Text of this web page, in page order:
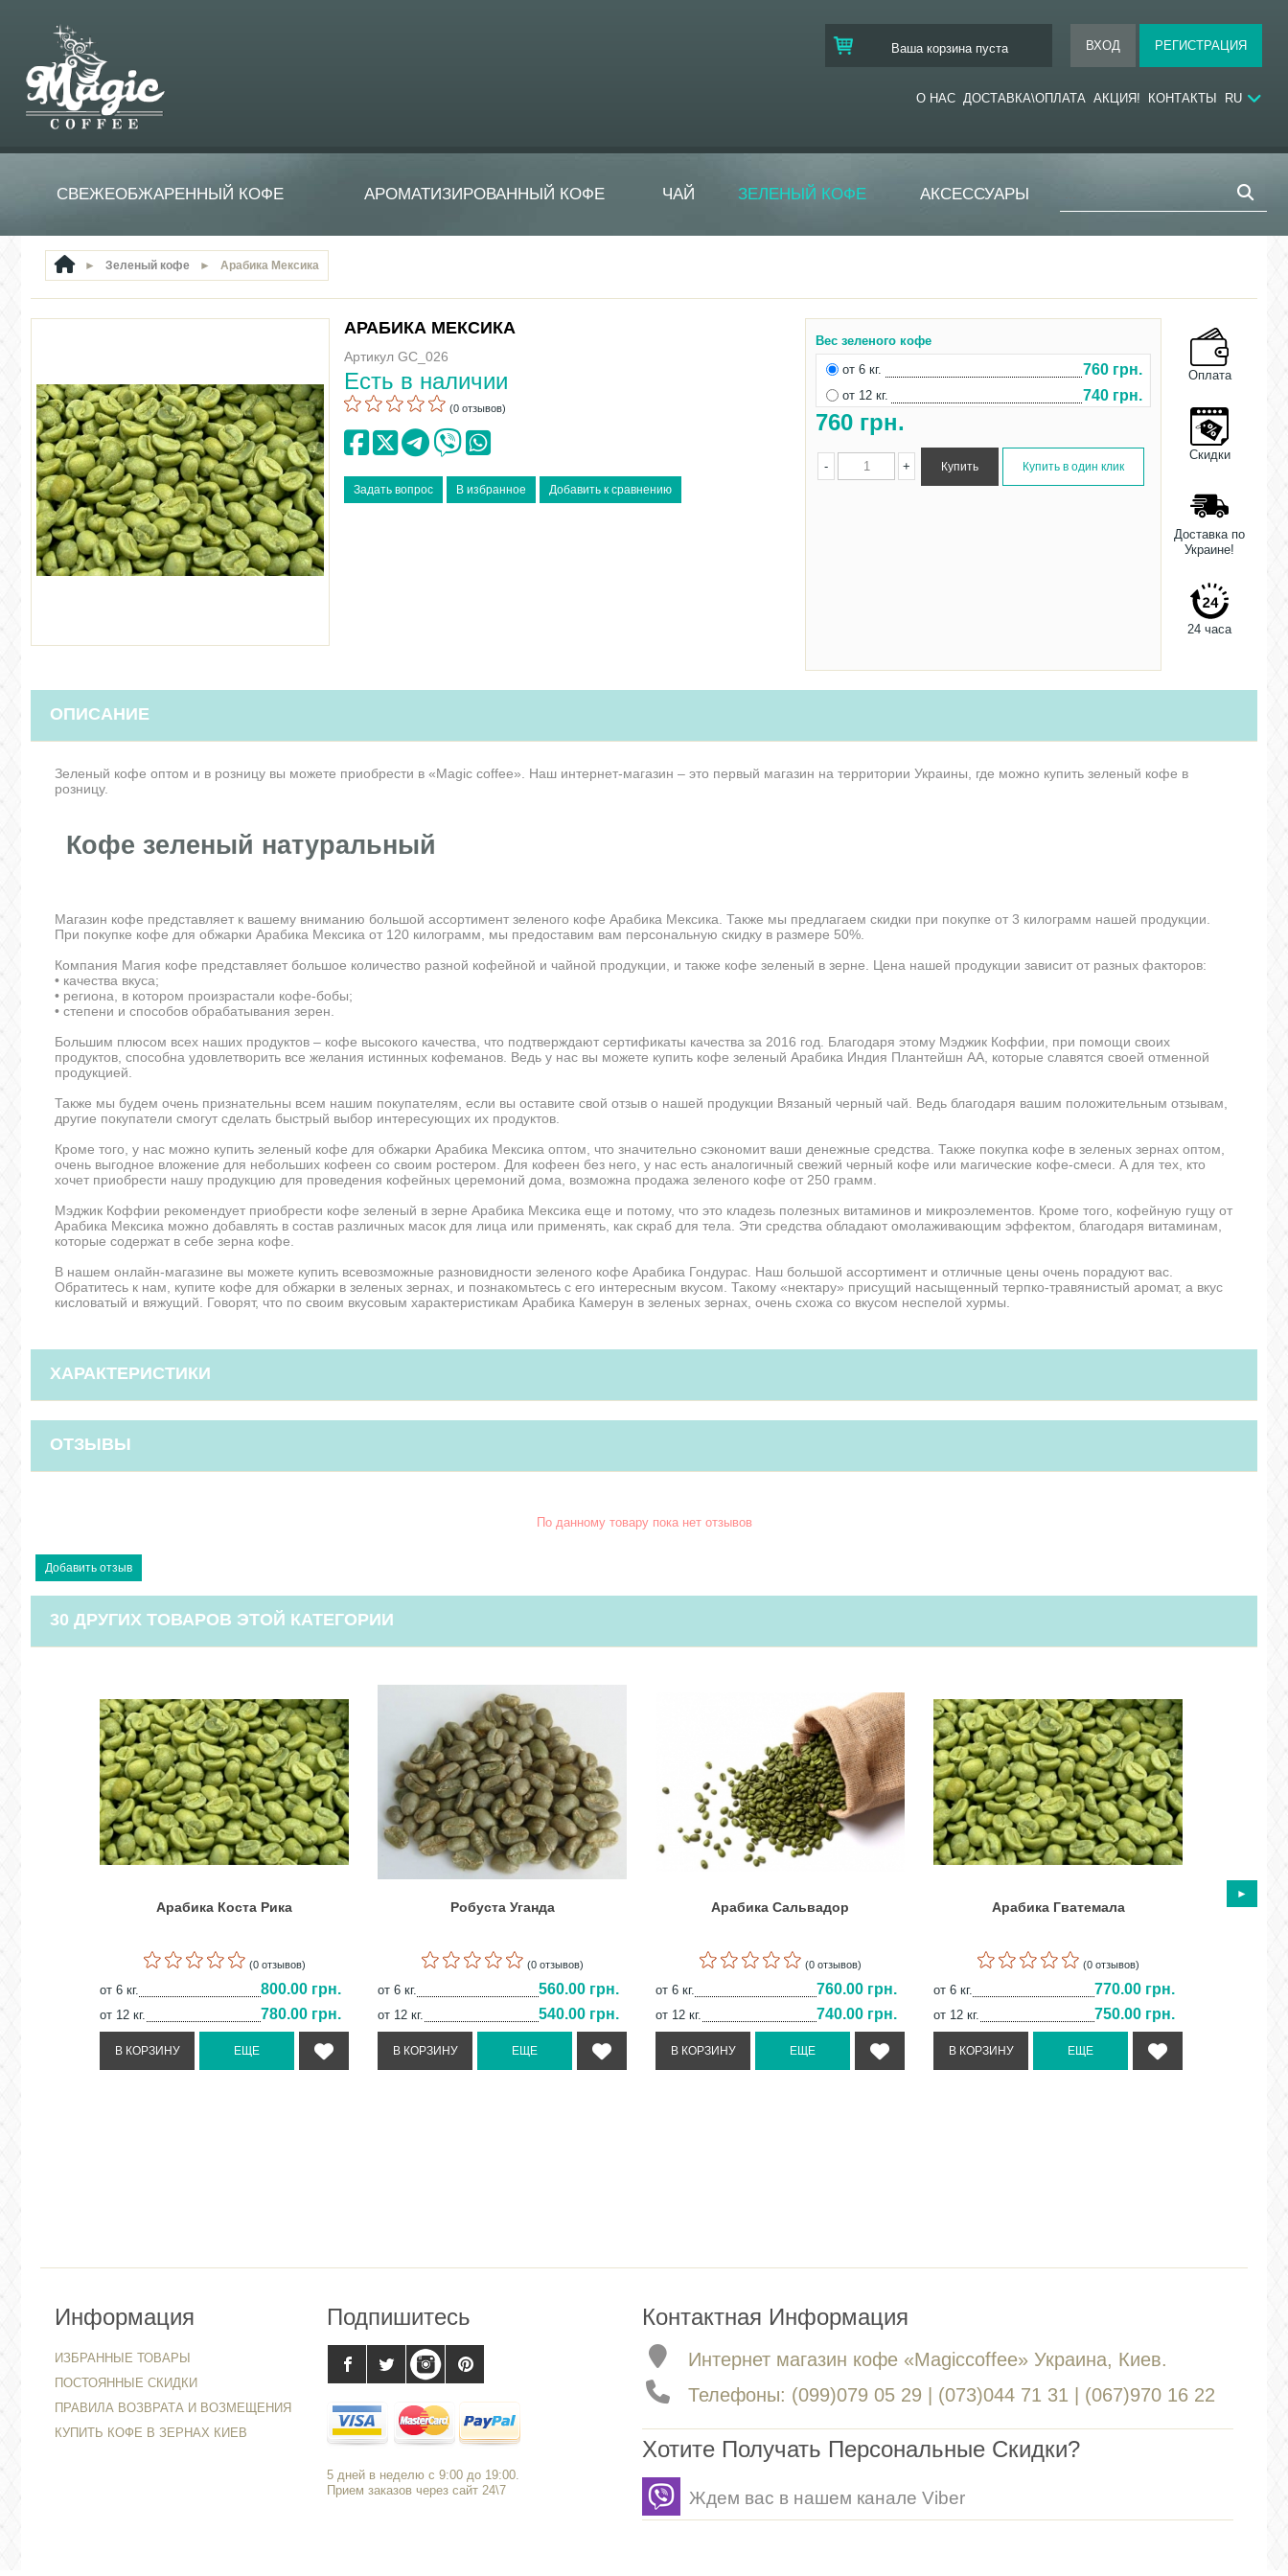
Ваша корзина пуста
О НАС ДОСТАВКА\ОПЛАТА АКЦИЯ! КОНТАКТЫ RU
СВЕЖЕОБЖАРЕННЫЙ КОФЕ АРОМАТИЗИРОВАННЫЙ КОФЕ ЧАЙ ЗЕЛЕНЫЙ КОФЕ АКСЕССУАРЫ
► Зеленый кофе ► Арабика Мексика
АРАБИКА МЕКСИКА
Артикул GC_026
Есть в наличии
(0 отзывов)
Вес зеленого кофе
от 6 кг.
760 грн.
от 12 кг. 740 грн.
760 грн.
+
-
Оплата
Скидки
Доставка по
Украине!
24 часа
ОПИСАНИЕ
Зеленый кофе оптом и в розницу вы можете приобрести в «Magic coffee». Наш интернет-магазин – это первый магазин на территории Украины, где можно купить зеленый кофе в
розницу.
Кофе зеленый натуральный
Магазин кофе представляет к вашему вниманию большой ассортимент зеленого кофе Арабика Мексика. Также мы предлагаем скидки при покупке от 3 килограмм нашей продукции.
При покупке кофе для обжарки Арабика Мексика от 120 килограмм, мы предоставим вам персональную скидку в размере 50%.
Компания Магия кофе представляет большое количество разной кофейной и чайной продукции, и также кофе зеленый в зерне. Цена нашей продукции зависит от разных факторов:
• качества вкуса;
• региона, в котором произрастали кофе-бобы;
• степени и способов обрабатывания зерен.
Большим плюсом всех наших продуктов – кофе высокого качества, что подтверждают сертификаты качества за 2016 год. Благодаря этому Мэджик Коффии, при помощи своих
продуктов, способна удовлетворить все желания истинных кофеманов. Ведь у нас вы можете купить кофе зеленый Арабика Индия Плантейшн АА, которые славятся своей отменной
продукцией.
Также мы будем очень признательны всем нашим покупателям, если вы оставите свой отзыв о нашей продукции Вязаный черный чай. Ведь благодаря вашим положительным отзывам,
другие покупатели смогут сделать быстрый выбор интересующих их продуктов.
Кроме того, у нас можно купить зеленый кофе для обжарки Арабика Мексика оптом, что значительно сэкономит ваши денежные средства. Также покупка кофе в зеленых зернах оптом,
очень выгодное вложение для небольших кофеен со своим ростером. Для кофеен без него, у нас есть аналогичный свежий черный кофе или магические кофе-смеси. А для тех, кто
хочет приобрести нашу продукцию для проведения кофейных церемоний дома, возможна продажа зеленого кофе от 250 грамм.
Мэджик Коффии рекомендует приобрести кофе зеленый в зерне Арабика Мексика еще и потому, что это кладезь полезных витаминов и микроэлементов. Кроме того, кофейную гущу от
Арабика Мексика можно добавлять в состав различных масок для лица или применять, как скраб для тела. Эти средства обладают омолаживающим эффектом, благодаря витаминам,
которые содержат в себе зерна кофе.
В нашем онлайн-магазине вы можете купить всевозможные разновидности зеленого кофе Арабика Гондурас. Наш большой ассортимент и отличные цены очень порадуют вас.
Обратитесь к нам, купите кофе для обжарки в зеленых зернах, и познакомьтесь с его интересным вкусом. Такому «нектару» присущий насыщенный терпко-травянистый аромат, а вкус
кисловатый и вяжущий. Говорят, что по своим вкусовым характеристикам Арабика Камерун в зеленых зернах, очень схожа со вкусом неспелой хурмы.
ХАРАКТЕРИСТИКИ
ОТЗЫВЫ
По данному товару пока нет отзывов
30 ДРУГИХ ТОВАРОВ ЭТОЙ КАТЕГОРИИ
Арабика Коста Рика
(0 отзывов)
от 6 кг. 800.00 грн.
от 12 кг. 780.00 грн.
Робуста Уганда
(0 отзывов)
от 6 кг. 560.00 грн.
от 12 кг. 540.00 грн.
Арабика Сальвадор
(0 отзывов)
от 6 кг. 760.00 грн.
от 12 кг. 740.00 грн.
Арабика Гватемала
(0 отзывов)
от 6 кг. 770.00 грн.
от 12 кг. 750.00 грн.
Информация
ИЗБРАННЫЕ ТОВАРЫ
ПОСТОЯННЫЕ СКИДКИ
ПРАВИЛА ВОЗВРАТА И ВОЗМЕЩЕНИЯ
КУПИТЬ КОФЕ В ЗЕРНАХ КИЕВ
Подпишитесь
5 дней в неделю с 9:00 до 19:00.
Прием заказов через сайт 24\7
Контактная Информация
Интернет магазин кофе «Magiccoffee» Украина, Киев.
Телефоны: (099)079 05 29 | (073)044 71 31 | (067)970 16 22
Хотите Получать Персональные Скидки?
Ждем вас в нашем канале Viber